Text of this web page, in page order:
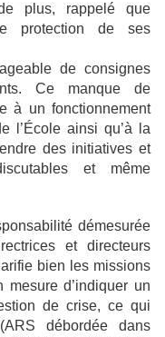
plus, rappelé que
protection de ses
de consignes
Ce manque de
à un fonctionnement
l’École ainsi qu’à la
des initiatives et
et même
démesurée
et directeurs
bien les missions
d’indiquer un
de crise, ce qui
débordée dans